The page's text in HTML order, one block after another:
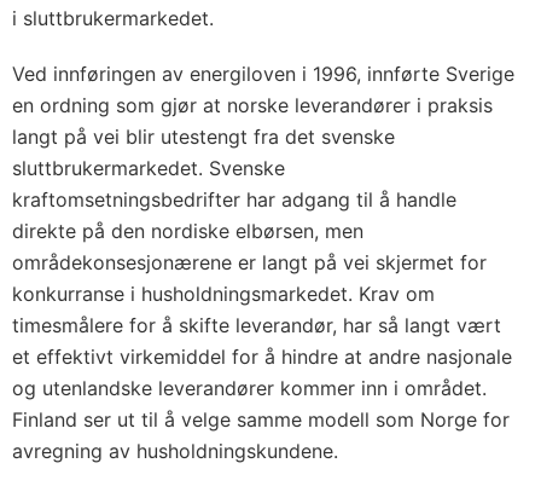
i sluttbrukermarkedet.
Ved innføringen av energiloven i 1996, innførte Sverige
en ordning som gjør at norske leverandører i praksis
langt på vei blir utestengt fra det svenske
sluttbrukermarkedet. Svenske
kraftomsetningsbedrifter har adgang til å handle
direkte på den nordiske elbørsen, men
områdekonsesjonærene er langt på vei skjermet for
konkurranse i husholdningsmarkedet. Krav om
timesmålere for å skifte leverandør, har så langt vært
et effektivt virkemiddel for å hindre at andre nasjonale
og utenlandske leverandører kommer inn i området.
Finland ser ut til å velge samme modell som Norge for
avregning av husholdningskundene.